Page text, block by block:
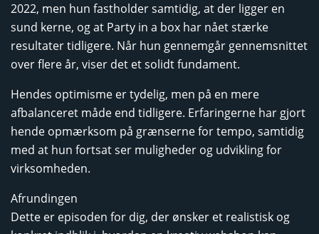
2022, men hun fastholder samtidig, at der ligger en
sund kerne, og at Party in a box har nået stærke
resultater tidligere. Når hun gennemgår gennemsnittet
over flere år, viser det et solidt fundament.
Hendes optimisme er tydelig, men på en mere
afbalanceret måde end tidligere. Erfaringerne har gjort
hende opmærksom på grænserne for tempo, samtidig
med at hun fortsat ser muligheder og udvikling for
virksomheden.
Afrundingen
Dette er episoden for dig, der ønsker et realistisk og